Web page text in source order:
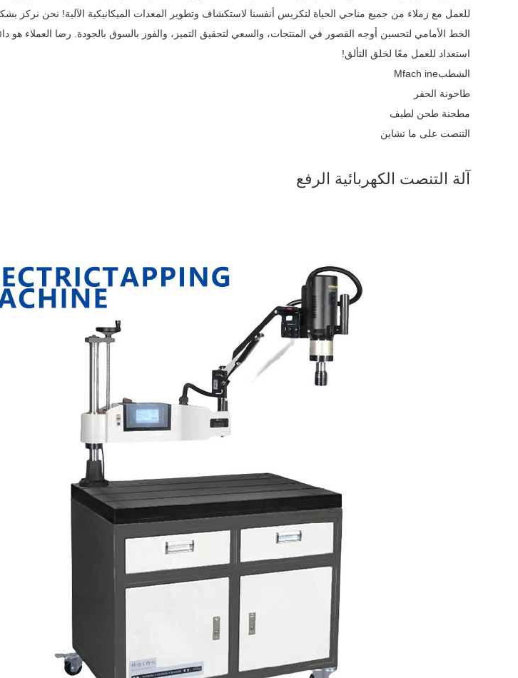
للعمل مع زملاء من جميع مناحي الحياة لتكريس أنفسنا لاستكشاف وتطوير المعدات الميكانيكية الآلية! نحن نركز
الخط الأمامي لتحسين أوجه القصور في المنتجات، والسعي لتحقيق التميز، والفوز بالسوق بالجودة. رضا العملاء
استعداد للعمل معًا لخلق التألق!
الشطبMfach ine
طاحونة الحفر
مطحنة طحن لطيف
التنصت على ما تشاين
آلة التنصت الكهربائية الرفع